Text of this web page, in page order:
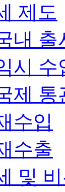
제도
내 출
시 수
제 통
수입
수출
및